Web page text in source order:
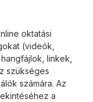
oktatási
(videók,
linkek,
szükséges
számára. Az
a